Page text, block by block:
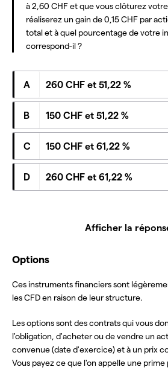
à 2,60 CHF et que vous clôturez
réaliserez un gain de 0,15 CHF par
total et à quel pourcentage de votre
correspond-il ?
A 260 CHF et 51,22 %
B 150 CHF et 51,22 %
C 150 CHF et 61,22 %
D 260 CHF et 61,22 %
Afficher la
Options
Ces instruments financiers sont
les CFD en raison de leur structure.
Les options sont des contrats qui vous
l'obligation, d'acheter ou de vendre un
convenue (date d'exercice) et à un prix
Vous payez ce que l'on appelle une